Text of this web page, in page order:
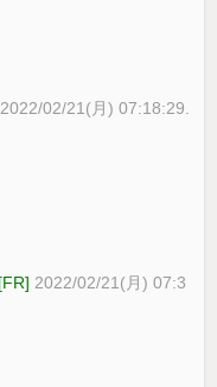
2022/02/21(月) 07:18:29.
2022/02/21(月) 07:3